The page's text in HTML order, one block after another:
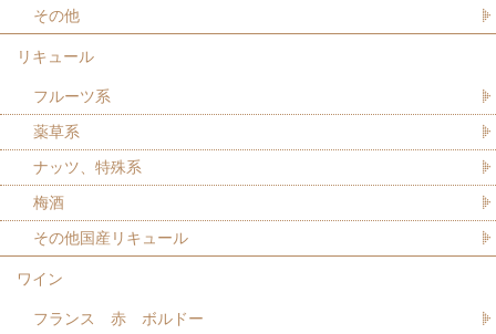
その他
リキュール
フルーツ系
薬草系
ナッツ、特殊系
梅酒
その他国産リキュール
ワイン
フランス 赤 ボルドー